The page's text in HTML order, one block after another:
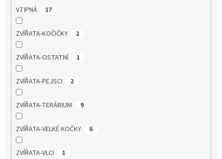
VTIPNÁ 17
ZVÍŘATA-KOČIČKY 2
ZVÍŘATA-OSTATNÍ 1
ZVÍŘATA-PEJSCI 2
ZVÍŘATA-TERÁRIUM 9
ZVÍŘATA-VELKÉ KOČKY 6
ZVÍŘATA-VLCI 1